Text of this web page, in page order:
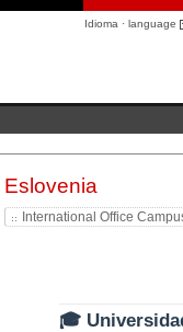
Idioma · language
Eslovenia
International Office
🎓